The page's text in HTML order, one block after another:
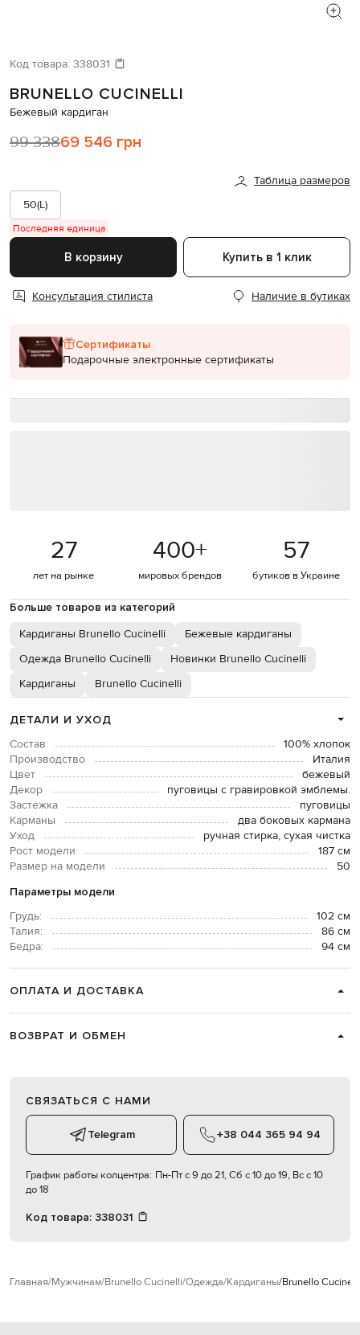
Код товара: 338031
BRUNELLO CUCINELLI
Бежевый кардиган
99 33869 546 грн
Таблица размеров
50(L)
Последняя единица
В корзину Купить в 1 клик
Консультация стилиста Наличие в бутиках
Сертификаты
Подарочные электронные сертификаты
27
лет на рынке
400+
мировых брендов
57
бутиков в Украине
Больше товаров из категорий
Кардиганы Brunello Cucinelli
Бежевые кардиганы
Одежда Brunello Cucinelli
Новинки Brunello Cucinelli
Кардиганы
Brunello Cucinelli
ДЕТАЛИ И УХОД
Состав
100% хлопок
Производство
Италия
Цвет
бежевый
Декор
пуговицы с гравировкой эмблемы.
Застежка
пуговицы
Карманы
два боковых кармана
Уход
ручная стирка, сухая чистка
Рост модели
187 см
Размер на модели
50
Параметры модели
Грудь:
102 см
Талия:
86 см
Бедра:
94 см
ОПЛАТА И ДОСТАВКА
ВОЗВРАТ И ОБМЕН
СВЯЗАТЬСЯ С НАМИ
Telegram +38 044 365 94 94
График работы колцентра: Пн-Пт с 9 до 21, Сб с 10 до 19, Вс с 10
до 18
Код товара: 338031
Главная Мужчинам Brunello Cucinelli Одежда Кардиганы Brunello